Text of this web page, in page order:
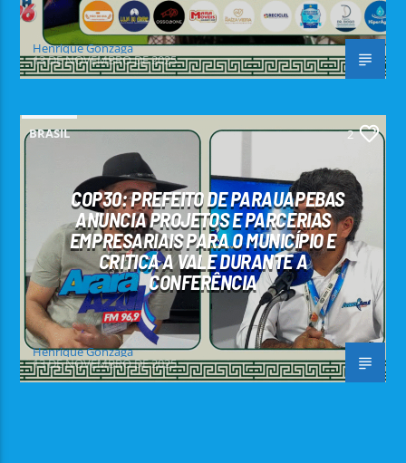
Henrique Gonzaga
13 DE NOVEMBRO DE 2025
BRASIL 2
COP30: PREFEITO DE PARAUAPEBAS
ANUNCIA PROJETOS E PARCERIAS
EMPRESARIAIS PARA O MUNICÍPIO E
CRITICA A VALE DURANTE A
CONFERÊNCIA
Henrique Gonzaga
13 DE NOVEMBRO DE 2025